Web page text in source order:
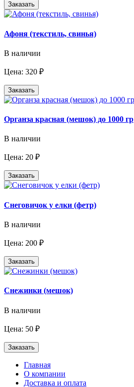
Заказать
Афоня (текстиль, свинья)
В наличии
Цена: 320 ₽
Заказать
Органза красная (мешок) до 1000 гр
В наличии
Цена: 20 ₽
Заказать
Снеговичок у елки (фетр)
В наличии
Цена: 200 ₽
Заказать
Снежинки (мешок)
В наличии
Цена: 50 ₽
Заказать
Главная
О компании
Доставка и оплата